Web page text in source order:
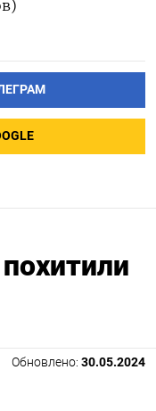
Обновлено: 30.05.2024